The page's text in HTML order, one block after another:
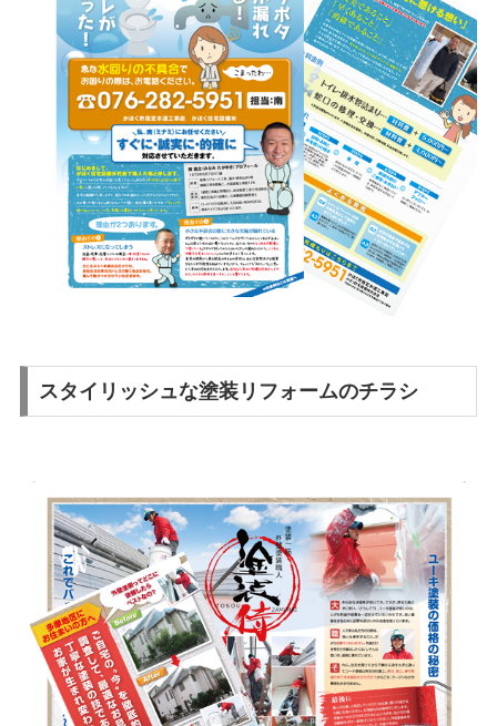
スタイリッシュな塗装リフォームのチラシ